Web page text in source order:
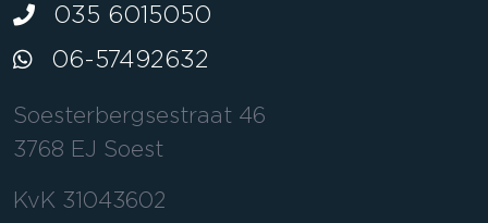
035 6015050
06-57492632
Soesterbergsestraat 46
3768 EJ Soest
KvK 31043602